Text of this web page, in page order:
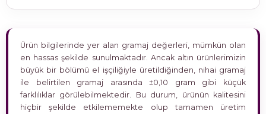
Ürün bilgilerinde yer alan gramaj değerleri, mümkün olan
en hassas şekilde sunulmaktadır. Ancak altın ürünlerimizin
büyük bir bölümü el işçiliğiyle üretildiğinden, nihai gramaj
ile belirtilen gramaj arasında ±0,10 gram gibi küçük
farklılıklar görülebilmektedir. Bu durum, ürünün kalitesini
hiçbir şekilde etkilememekte olup tamamen üretim